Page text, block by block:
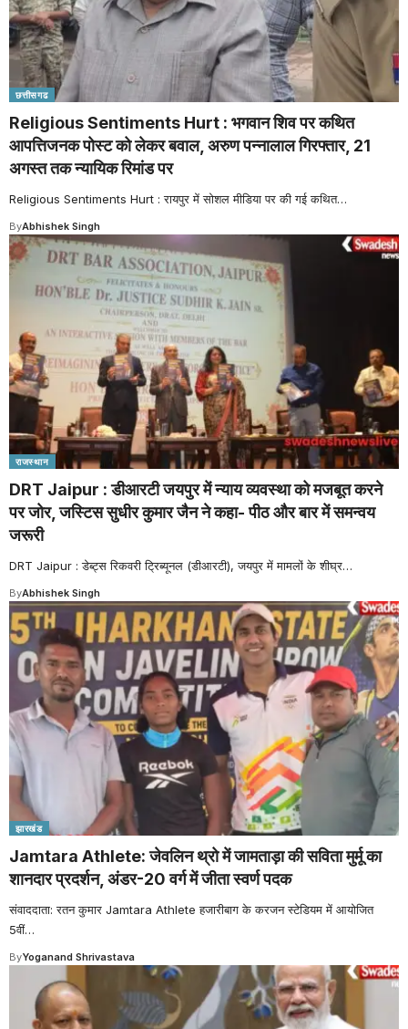
छत्तीसगढ
Religious Sentiments Hurt : भगवान शिव पर कथित
आपत्तिजनक पोस्ट को लेकर बवाल, अरुण पन्नालाल गिरफ्तार, 21
अगस्त तक न्यायिक रिमांड पर
Religious Sentiments Hurt : रायपुर में सोशल मीडिया पर की गई कथित…
ByAbhishek Singh
राजस्थान
DRT Jaipur : डीआरटी जयपुर में न्याय व्यवस्था को मजबूत करने
पर जोर, जस्टिस सुधीर कुमार जैन ने कहा- पीठ और बार में समन्वय
जरूरी
DRT Jaipur : डेब्ट्स रिकवरी ट्रिब्यूनल (डीआरटी), जयपुर में मामलों के शीघ्र…
ByAbhishek Singh
झारखंड
Jamtara Athlete: जेवलिन थ्रो में जामताड़ा की सविता मुर्मू का
शानदार प्रदर्शन, अंडर-20 वर्ग में जीता स्वर्ण पदक
संवाददाता: रतन कुमार Jamtara Athlete हजारीबाग के करजन स्टेडियम में आयोजित
5वीं…
ByYoganand Shrivastava